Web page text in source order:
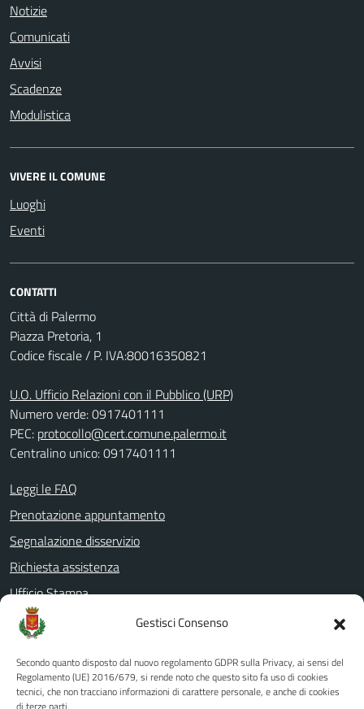
Gestisci Consenso
Secondo quanto disposto dal nuovo regolamento GDPR sulla Privacy, ai sensi del
Regolamento (UE) 2016/679, si rende noto che questo sito fa uso di cookies
tecnici, che non tracciano informazioni di carattere personale, e anche di cookies
Notizie
Comunicati
Avvisi
Scadenze
Modulistica
VIVERE IL COMUNE
Luoghi
Eventi
CONTATTI
Città di Palermo
Piazza Pretoria, 1
Codice fiscale / P. IVA:80016350821
U.O. Ufficio Relazioni con il Pubblico (URP)
Numero verde: 0917401111
PEC: protocollo@cert.comune.palermo.it
Centralino unico: 0917401111
Leggi le FAQ
Prenotazione appuntamento
Segnalazione disservizio
Richiesta assistenza
Ufficio Stampa
Amministrazione Trasparente
Albo pretorio
Informativa privacy
Note legali